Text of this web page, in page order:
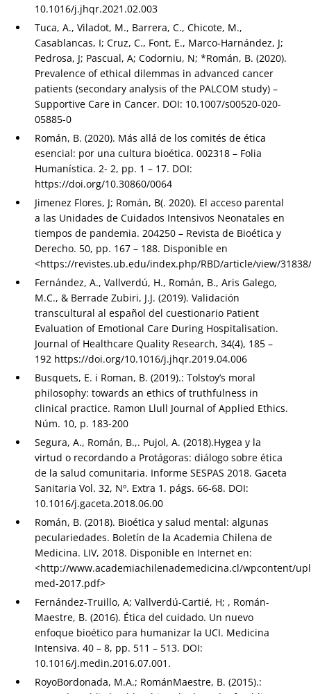
10.1016/j.jhqr.2021.02.003
Tuca, A., Viladot, M., Barrera, C., Chicote, M.,
Casablancas, I; Cruz, C., Font, E., Marco-Harnández, J;
Pedrosa, J; Pascual, A; Codorniu, N; *Román, B. (2020).
Prevalence of ethical dilemmas in advanced cancer
patients (secondary analysis of the PALCOM study) –
Supportive Care in Cancer. DOI: 10.1007/s00520-020-
05885-0
Román, B. (2020). Más allá de los comités de ética
esencial: por una cultura bioética. 002318 – Folia
Humanística. 2- 2, pp. 1 – 17. DOI:
https://doi.org/10.30860/0064
Jimenez Flores, J; Román, B(. 2020). El acceso parental
a las Unidades de Cuidados Intensivos Neonatales en
tiempos de pandemia. 204250 – Revista de Bioética y
Derecho. 50, pp. 167 – 188. Disponible en
<https://revistes.ub.edu/index.php/RBD/article/view/
Fernández, A., Vallverdú, H., Román, B., Aris Galego,
M.C., & Berrade Zubiri, J.J. (2019). Validación
transcultural al español del cuestionario Patient
Evaluation of Emotional Care During Hospitalisation.
Journal of Healthcare Quality Research, 34(4), 185 –
192 https://doi.org/10.1016/j.jhqr.2019.04.006
Busquets, E. i Roman, B. (2019).: Tolstoy’s moral
philosophy: towards an ethics of truthfulness in
clinical practice. Ramon Llull Journal of Applied Ethics.
Núm. 10, p. 183-200
Segura, A., Román, B.,. Pujol, A. (2018).Hygea y la
virtud o recordando a Protágoras: diálogo sobre ética
de la salud comunitaria. Informe SESPAS 2018. Gaceta
Sanitaria Vol. 32, Nº. Extra 1. págs. 66-68. DOI:
10.1016/j.gaceta.2018.06.00
Román, B. (2018). Bioética y salud mental: algunas
peculariedades. Boletín de la Academia Chilena de
Medicina. LIV, 2018. Disponible en Internet en:
<http://www.academiachilenademedicina.cl/wpcontent/
med-2017.pdf>
Fernández-Truillo, A; Vallverdú-Cartié, H; , Román-
Maestre, B. (2016). Ética del cuidado. Un nuevo
enfoque bioético para humanizar la UCI. Medicina
Intensiva. 40 – 8, pp. 511 – 513. DOI:
10.1016/j.medin.2016.07.001.
RoyoBordonada, M.A.; RománMaestre, B. (2015).: